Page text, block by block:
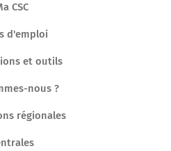
CSC
d'emploi
et outils
nous ?
régionales